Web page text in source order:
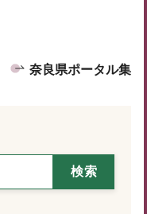
奈良県ポータル集